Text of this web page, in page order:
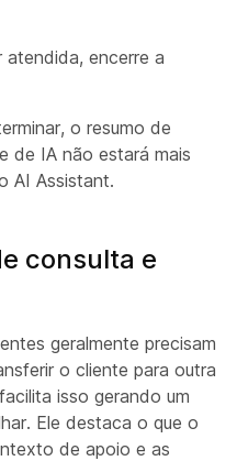
encerre a
o resumo de
de IA não estará mais
AI Assistant.
consulta e
geralmente precisam
o cliente para outra
facilita isso gerando um
Ele destaca o que o
de apoio e as